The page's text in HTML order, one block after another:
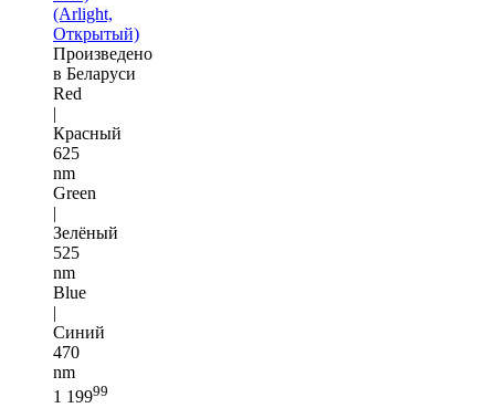
(Arlight,
Открытый)
Произведено
в Беларуси
Red
|
Красный
625
nm
Green
|
Зелёный
525
nm
Blue
|
Синий
470
nm
1 19999